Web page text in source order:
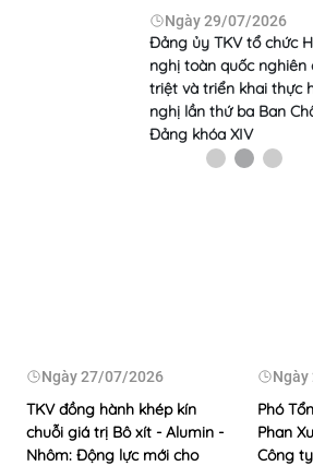
Ngày29/07/2026
Đảng ủy TKV tổ chức
nghị toàn quốc nghiên
triệt và triển khai thực
nghị lần thứ ba Ban
Đảng khóa XIV
Ngày27/07/2026
TKV đồng hành khép kín
chuỗi giá trị Bô xít - Alumin -
Nhôm: Động lực mới cho
Ngày
Phó
Phan
Công